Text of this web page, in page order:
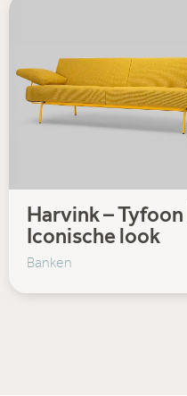
Harvink – Tyfoon |
Iconische look
Banken